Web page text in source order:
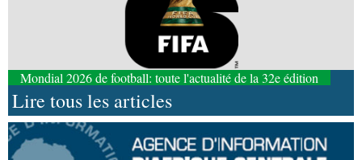
Mondial 2026 de football: toute l'actualité de la 32e édition
Lire tous les articles